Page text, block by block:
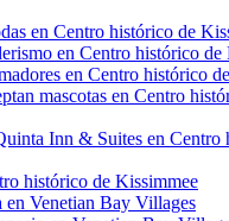
en Centro histórico de
en Centro histórico de
en Centro histórico
mascotas en Centro
Inn & Suites en Centro
histórico de Kissimmee
en Venetian Bay Villages